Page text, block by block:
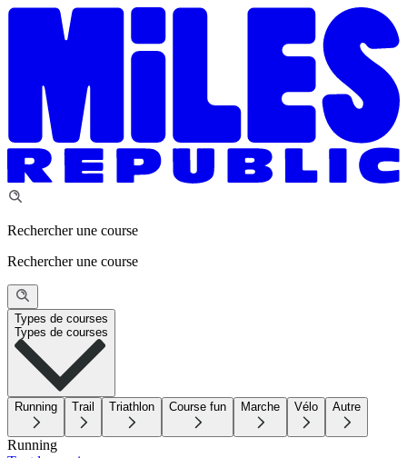
Rechercher une course
Rechercher une course
Types de courses
Types de courses
Running Trail Triathlon Course fun Marche Vélo Autre
Running